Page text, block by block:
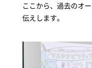
ここから、過去のオ
伝えします。